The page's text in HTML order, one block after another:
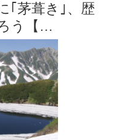
｢茅葺き｣、歴
う【…